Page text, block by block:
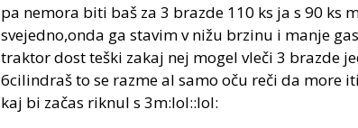
pa nemora biti baš za 3 brazde 110 ks ja s 90 ks
svejedno,onda ga stavim v nižu brzinu i manje
traktor dost teški zakaj nej mogel vleči 3 brazde
6cilindraš to se razme al samo oču reči da more
kaj bi začas riknul s 3m:lol::lol: